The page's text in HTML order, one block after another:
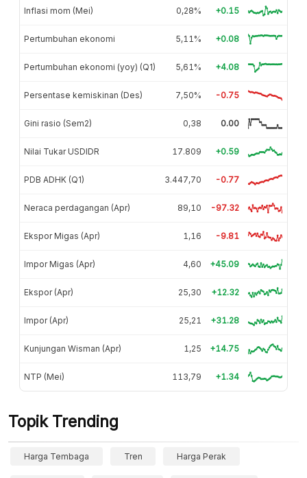
Inflasi mom (Mei) 0,28% +0.15
Pertumbuhan ekonomi 5,11% +0.08
Pertumbuhan ekonomi (yoy) (Q1) 5,61% +4.08
Persentase kemiskinan (Des) 7,50% -0.75
Gini rasio (Sem2) 0,38 0.00
Nilai Tukar USDIDR 17.809 +0.59
PDB ADHK (Q1) 3.447,70 -0.77
Neraca perdagangan (Apr) 89,10 -97.32
Ekspor Migas (Apr) 1,16 -9.81
Impor Migas (Apr) 4,60 +45.09
Ekspor (Apr) 25,30 +12.32
Impor (Apr) 25,21 +31.28
Kunjungan Wisman (Apr) 1,25 +14.75
NTP (Mei) 113,79 +1.34
Topik Trending
Harga Tembaga Tren Harga Perak